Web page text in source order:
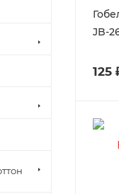
JB-
125